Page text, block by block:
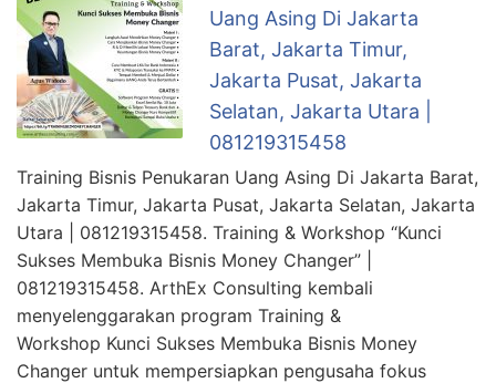
Uang Asing Di Jakarta
Barat, Jakarta Timur,
Jakarta Pusat, Jakarta
Selatan, Jakarta Utara |
081219315458
Training Bisnis Penukaran Uang Asing Di Jakarta Barat,
Jakarta Timur, Jakarta Pusat, Jakarta Selatan, Jakarta
Utara | 081219315458. Training & Workshop “Kunci
Sukses Membuka Bisnis Money Changer” |
081219315458. ArthEx Consulting kembali
menyelenggarakan program Training &
Workshop Kunci Sukses Membuka Bisnis Money
Changer untuk mempersiapkan pengusaha fokus